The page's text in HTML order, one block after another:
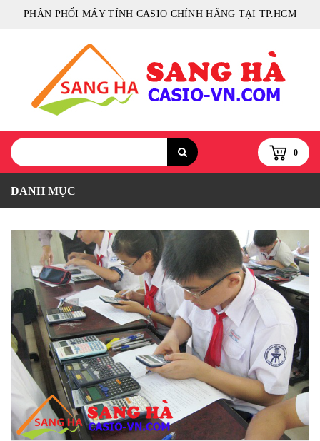
PHÂN PHỐI MÁY TÍNH CASIO CHÍNH HÃNG TẠI TP.HCM
0
DANH MỤC